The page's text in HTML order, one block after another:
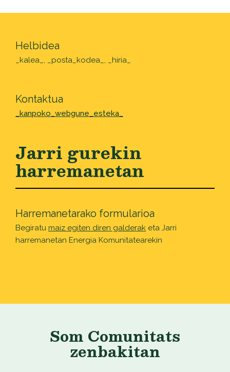
Helbidea
_kalea_, _posta_kodea_, _hiria_
Kontaktua
_kanpoko_webgune_esteka_
Jarri gurekin
harremanetan
Harremanetarako formularioa
Begiratu maiz egiten diren galderak eta Jarri
harremanetan Energia Komunitatearekin
Som Comunitats
zenbakitan